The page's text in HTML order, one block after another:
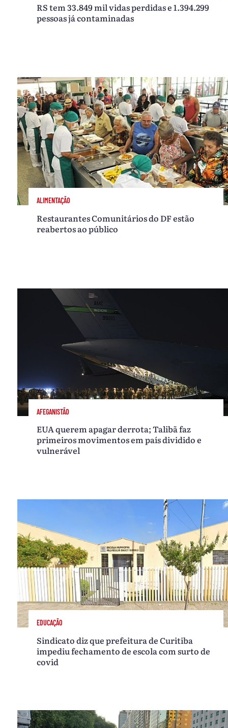
RS tem 33.849 mil vidas perdidas e 1.394.299
pessoas já contaminadas
ALIMENTAÇÃO
Restaurantes Comunitários do DF estão
reabertos ao público
AFEGANISTÃO
EUA querem apagar derrota; Talibã faz
primeiros movimentos em país dividido e
vulnerável
EDUCAÇÃO
Sindicato diz que prefeitura de Curitiba
impediu fechamento de escola com surto de
covid